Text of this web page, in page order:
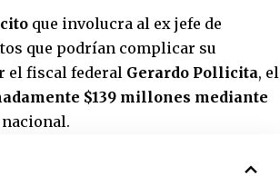
que involucra al ex jefe de
que podrían complicar su
el fiscal federal Gerardo Pollicita, el
$139 millones mediante